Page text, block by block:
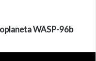
WASP-96b